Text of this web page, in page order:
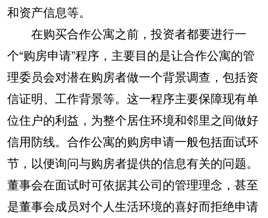
和资产信息等。
在购买合作公寓之前，投资者都要进行一
个“购房申请”程序，主要目的是让合作公寓的管
理委员会对潜在购房者做一个背景调查，包括资
信证明、工作背景等。这一程序主要保障现有单
位住户的利益，为整个居住环境和邻里之间做好
信用防线。合作公寓的购房申请一般包括面试环
节，以便询问与购房者提供的信息有关的问题。
董事会在面试时可依据其公司的管理理念，甚至
是董事会成员对个人生活环境的喜好而拒绝申请